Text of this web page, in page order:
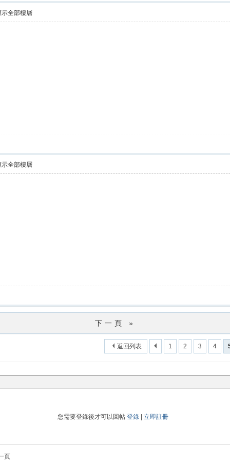
示全部樓層
示全部樓層
下一頁 »
1 2 3 4
返回列表
您需要登錄後才可以回帖 登錄| 立即註冊
頁